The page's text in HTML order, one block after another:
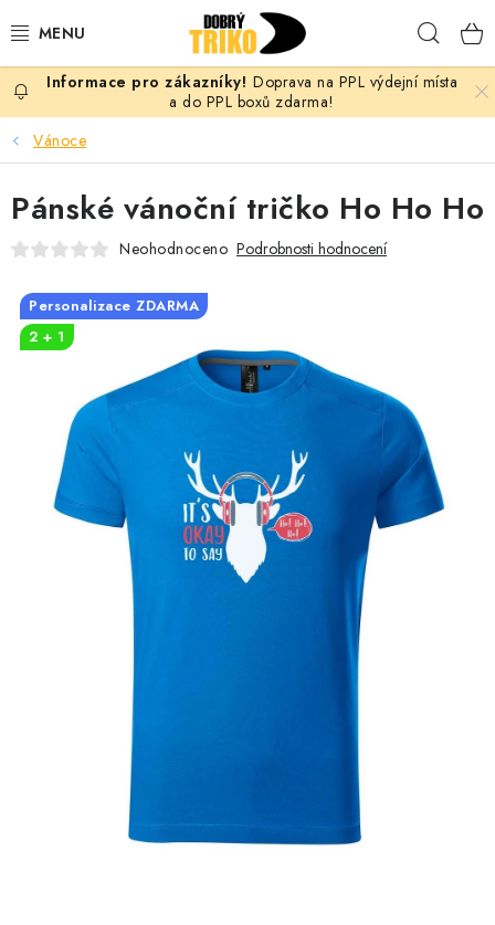
na
PRO ŽENY
PRO MUŽE
PRO DĚTI
PRO PÁRY
VLASTNÍ MOTIV
TRIČKA
MIKINY
OKAMŽITĚ K ODBĚRU
PROVIZNÍ SYSTÉM
Časté otázky
Doprava a platba
Doprava na PPL výdejní místa
a do PPL boxů zdarma!
Vánoce
Pánské vánoční tričko Ho Ho Ho
Neohodnoceno Podrobnosti hodnocení
Personalizace ZDARMA
2 + 1